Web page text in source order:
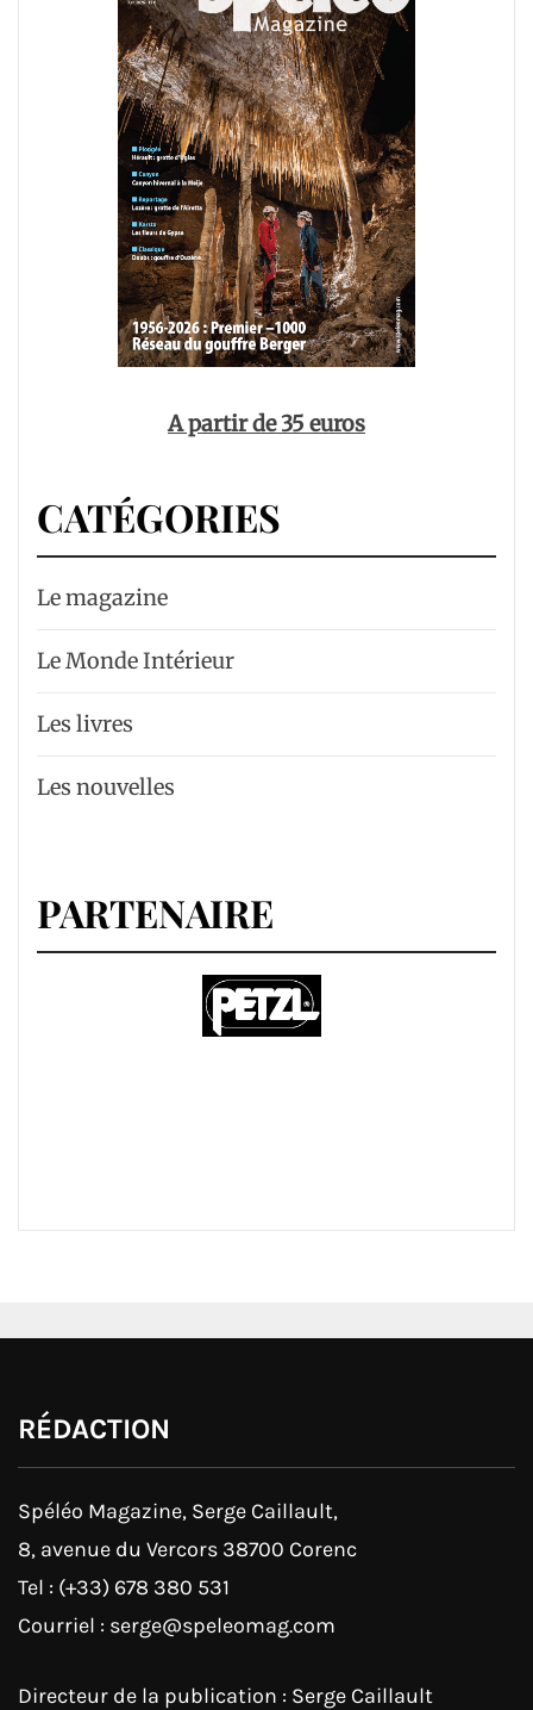
A partir de 35 euros
CATÉGORIES
Le magazine
Le Monde Intérieur
Les livres
Les nouvelles
PARTENAIRE
RÉDACTION
Spéléo Magazine, Serge Caillault,
8, avenue du Vercors 38700 Corenc
Tel : (+33) 678 380 531
Courriel : serge@speleomag.com
Directeur de la publication : Serge Caillault